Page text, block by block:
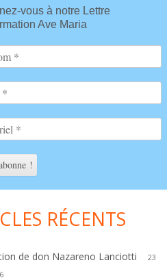
vous à notre Lettre
Ave Maria
RÉCENTS
de don Nazareno Lanciotti
23